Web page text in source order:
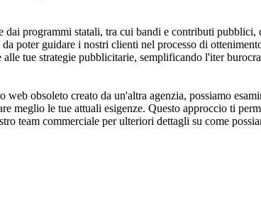
programmi statali, tra cui bandi e contributi pubblici,
poter guidare i nostri clienti nel processo di
tue strategie pubblicitarie, semplificando l'iter
obsoleto creato da un'altra agenzia, possiamo
meglio le tue attuali esigenze. Questo approccio ti
team commerciale per ulteriori dettagli su come